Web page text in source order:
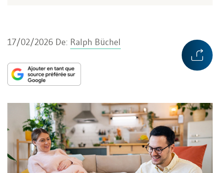
17/02/2026 De: Ralph Büchel